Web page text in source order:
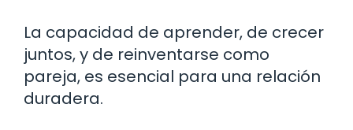
La capacidad de aprender, de crecer
juntos, y de reinventarse como
pareja, es esencial para una relación
duradera.